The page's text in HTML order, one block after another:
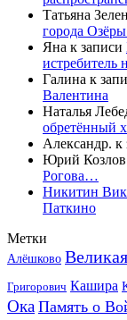
Татьяна
города
Яна к записи
истребитель
Галина к
Валентина
Наталья
обретённый
Александр. к
Юрий Козлов
Рогова…
Никитин
Паткино
Метки
Алёшково
Григорович Кашира
Ока Память о